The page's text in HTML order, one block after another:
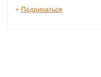
+ Подписаться